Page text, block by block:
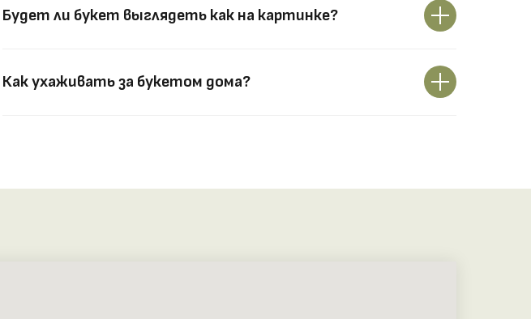
Будет ли букет выглядеть как на картинке?
Как ухаживать за букетом дома?